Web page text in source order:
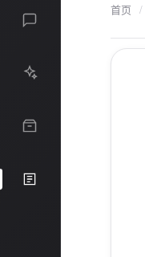
企业简易站制作
首页 /